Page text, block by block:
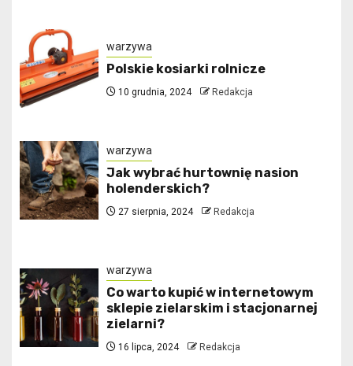
warzywa
Polskie kosiarki rolnicze
10 grudnia, 2024 Redakcja
warzywa
Jak wybrać hurtownię nasion
holenderskich?
27 sierpnia, 2024 Redakcja
warzywa
Co warto kupić w internetowym
sklepie zielarskim i stacjonarnej
zielarni?
16 lipca, 2024 Redakcja